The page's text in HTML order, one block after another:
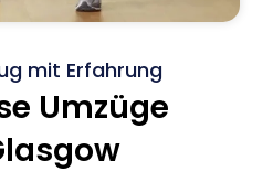
mit Erfahrung
Umzüge